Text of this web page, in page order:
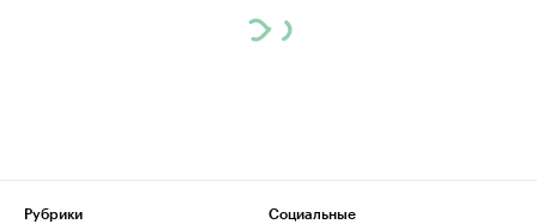
Рубрики
Социальные